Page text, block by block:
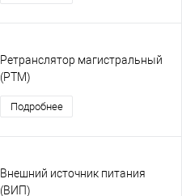
Ретранслятор магистральный
(РТМ)
Подробнее
Внешний источник питания
(ВИП)